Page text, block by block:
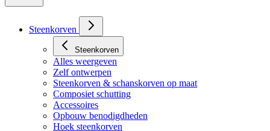
Steenkorven
Steenkorven
Alles weergeven
Zelf ontwerpen
Steenkorven & schanskorven op maat
Composiet schutting
Accessoires
Opbouw benodigdheden
Hoek steenkorven